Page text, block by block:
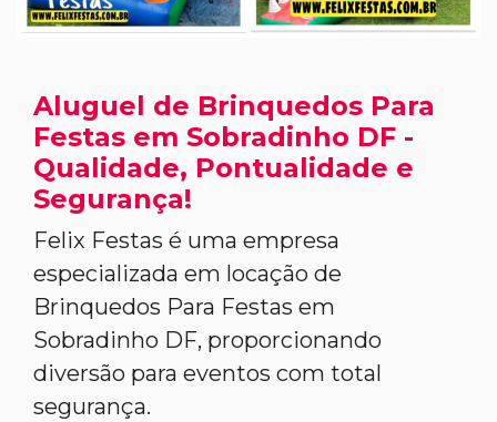
Aluguel de Brinquedos Para
Festas em Sobradinho DF -
Qualidade, Pontualidade e
Segurança!
Felix Festas é uma empresa
especializada em locação de
Brinquedos Para Festas em
Sobradinho DF, proporcionando
diversão para eventos com total
segurança.